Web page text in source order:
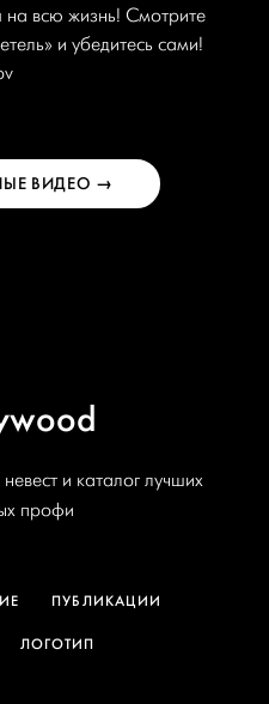
на всю жизнь! Смотрите
и убедитесь сами!
ВИДЕО →
и каталог лучших
профи
ПУБЛИКАЦИИ
ЛОГОТИП